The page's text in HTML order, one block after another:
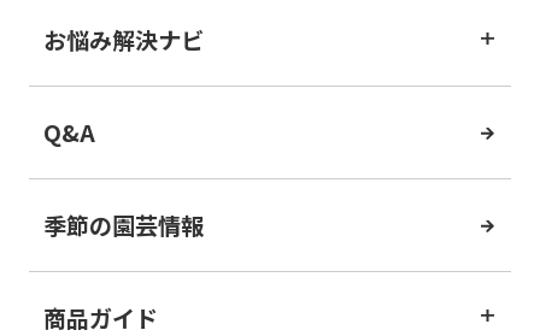
お悩み解決ナビ
Q&A
季節の園芸情報
商品ガイド